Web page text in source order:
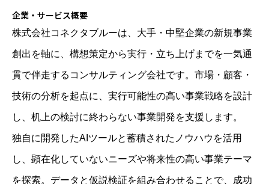
企業・サービス概要
株式会社コネクタブルーは、大手・中堅企業の新規事業
創出を軸に、構想策定から実行・立ち上げまでを一気通
貫で伴走するコンサルティング会社です。市場・顧客・
技術の分析を起点に、実行可能性の高い事業戦略を設計
し、机上の検討に終わらない事業開発を支援します。
独自に開発したAIツールと蓄積されたノウハウを活用
し、顕在化していないニーズや将来性の高い事業テーマ
を探索。データと仮説検証を組み合わせることで、成功